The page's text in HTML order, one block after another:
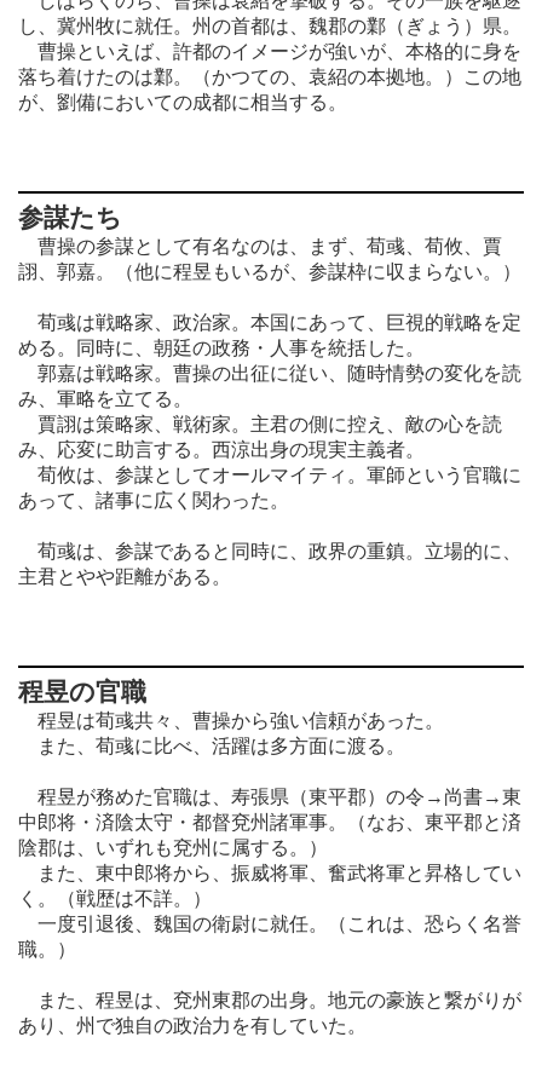
し、冀州牧に就任。州の首都は、魏郡の鄴（ぎょう）県。
曹操といえば、許都のイメージが強いが、本格的に身を
落ち着けたのは鄴。（かつての、袁紹の本拠地。）この地
が、劉備においての成都に相当する。
参謀たち
曹操の参謀として有名なのは、まず、荀彧、荀攸、賈
詡、郭嘉。（他に程昱もいるが、参謀枠に収まらない。）
荀彧は戦略家、政治家。本国にあって、巨視的戦略を定
める。同時に、朝廷の政務・人事を統括した。
郭嘉は戦略家。曹操の出征に従い、随時情勢の変化を読
み、軍略を立てる。
賈詡は策略家、戦術家。主君の側に控え、敵の心を読
み、応変に助言する。西涼出身の現実主義者。
荀攸は、参謀としてオールマイティ。軍師という官職に
あって、諸事に広く関わった。
荀彧は、参謀であると同時に、政界の重鎮。立場的に、
主君とやや距離がある。
程昱の官職
程昱は荀彧共々、曹操から強い信頼があった。
また、荀彧に比べ、活躍は多方面に渡る。
程昱が務めた官職は、寿張県（東平郡）の令→尚書→東
中郎将・済陰太守・都督兗州諸軍事。（なお、東平郡と済
陰郡は、いずれも兗州に属する。）
また、東中郎将から、振威将軍、奮武将軍と昇格してい
く。（戦歴は不詳。）
一度引退後、魏国の衛尉に就任。（これは、恐らく名誉
職。）
また、程昱は、兗州東郡の出身。地元の豪族と繋がりが
あり、州で独自の政治力を有していた。